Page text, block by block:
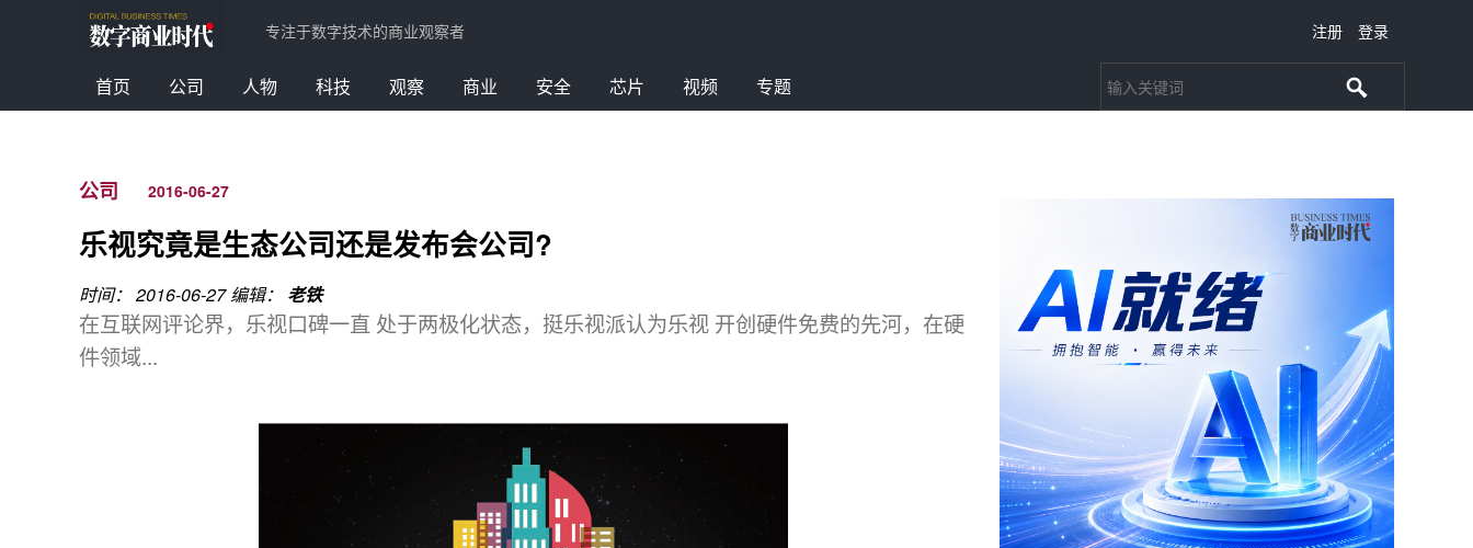
专注于数字技术的商业观察者 注册 登录
首页 公司 人物 科技 观察 商业 安全 芯片 视频 专题
公司 2016-06-27
乐视究竟是生态公司还是发布会公司?
时间： 2016-06-27编辑： 老铁
在互联网评论界，乐视口碑一直 处于两极化状态，挺乐视派认为乐视 开创硬件免费的先河，在硬
件领域...